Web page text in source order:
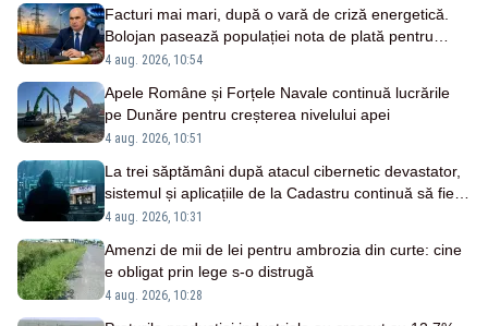
Facturi mai mari, după o vară de criză energetică.
Bolojan pasează populației nota de plată pentru
importurile costisitoare
4 aug. 2026, 10:54
Apele Române și Forțele Navale continuă lucrările
pe Dunăre pentru creșterea nivelului apei
4 aug. 2026, 10:51
La trei săptămâni după atacul cibernetic devastator,
sistemul și aplicațiile de la Cadastru continuă să fie
nefuncționale
4 aug. 2026, 10:31
Amenzi de mii de lei pentru ambrozia din curte: cine
e obligat prin lege s-o distrugă
4 aug. 2026, 10:28